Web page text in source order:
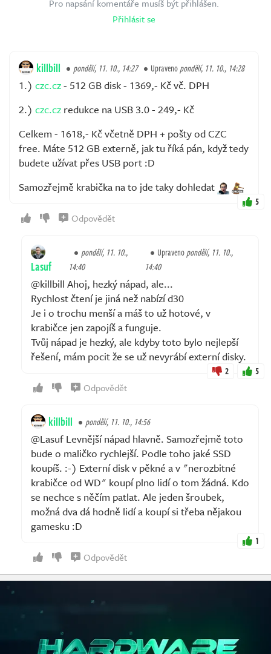
Pro napsání komentáře musíš být přihlášen.
Přihlásit se
killbill pondělí, 11. 10., 14:27 Upravenopondělí, 11. 10., 14:28
1.) czc.cz- 512 GB disk - 1369,- Kč vč. DPH
2.) czc.cz redukce na USB 3.0 - 249,- Kč
Celkem - 1618,- Kč včetně DPH + pošty od CZC
free. Máte 512 GB externě, jak tu říká pán, když tedy
budete užívat přes USB port :D
Samozřejmě krabička na to jde taky dohledat
5
Odpovědět
Lasuf
pondělí, 11. 10.,
14:40
Upravenopondělí, 11. 10.,
14:40
@killbill Ahoj, hezký nápad, ale...
Rychlost čtení je jiná než nabízí d30
Je i o trochu menší a máš to už hotové, v
krabičce jen zapojíš a funguje.
Tvůj nápad je hezký, ale kdyby toto bylo nejlepší
řešení, mám pocit že se už nevyrábí externí disky.
2 5
Odpovědět
killbill pondělí, 11. 10., 14:56
@Lasuf Levnější nápad hlavně. Samozřejmě toto
bude o maličko rychlejší. Podle toho jaké SSD
koupíš. :-) Externí disk v pěkné a v "nerozbitné
krabičce od WD" koupí plno lidí o tom žádná. Kdo
se nechce s něčím patlat. Ale jeden šroubek,
možná dva dá hodně lidí a koupí si třeba nějakou
gamesku :D
1
Odpovědět